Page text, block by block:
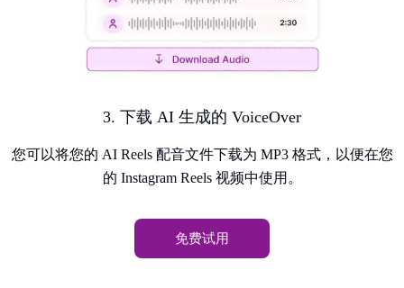
3. 下载 AI 生成的 VoiceOver
您可以将您的 AI Reels 配音文件下载为 MP3 格式，以便在您
的 Instagram Reels 视频中使用。
免费试用